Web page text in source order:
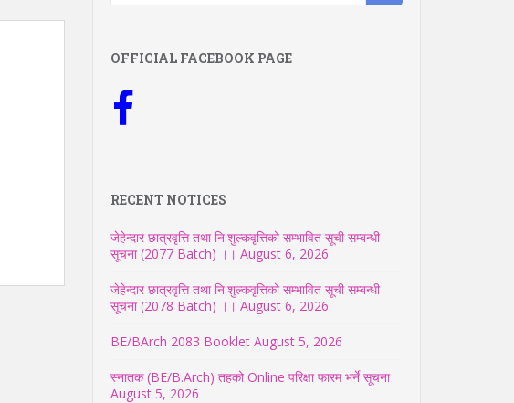
OFFICIAL FACEBOOK PAGE
RECENT NOTICES
जेहेन्दार छात्रवृत्ति तथा नि:शुल्कवृत्तिको सम्भावित सूची सम्बन्धी
सूचना (2077 Batch) ।। August 6, 2026
जेहेन्दार छात्रवृत्ति तथा नि:शुल्कवृत्तिको सम्भावित सूची सम्बन्धी
सूचना (2078 Batch) ।। August 6, 2026
BE/BArch 2083 Booklet August 5, 2026
स्नातक (BE/B.Arch) तहको Online परिक्षा फारम भर्ने सूचना
August 5, 2026